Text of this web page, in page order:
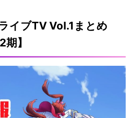
イブTV Vol.1まとめ
】